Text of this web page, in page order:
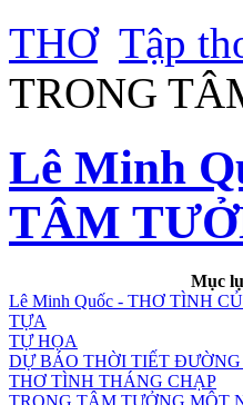
THƠ Tập
TRONG
Lê Minh
TÂM
Mục
Lê Minh Quốc - THƠ TÌNH
TỰA
TỰ HỌA
DỰ BÁO THỜI TIẾT
THƠ TÌNH THÁNG CHẠP
TRONG TÂM TƯỞNG MỘT